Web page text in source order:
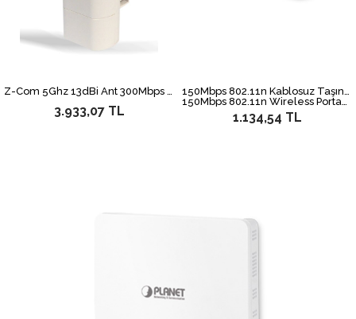
Z-Com 5Ghz 13dBi Ant 300Mbps Cloud Managed Wireless Outdoor AP
3.933,07 TL
150Mbps 802.11n Kablosuz Taşınabilir Access Point/Router
150Mbps 802.11n Wireless Portable Access Point/Router
1.134,54 TL